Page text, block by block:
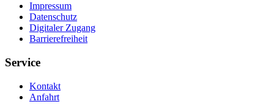
Impressum
Datenschutz
Digitaler Zugang
Barrierefreiheit
Service
Kontakt
Anfahrt